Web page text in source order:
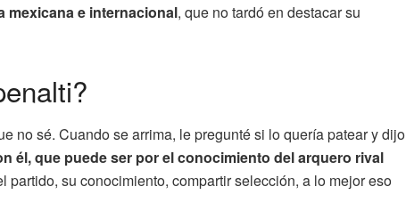
mexicana e internacional, que no tardó en destacar su
no sé. Cuando se arrima, le pregunté si lo quería patear y dijo
él, que puede ser por el conocimiento del arquero rival
partido, su conocimiento, compartir selección, a lo mejor eso